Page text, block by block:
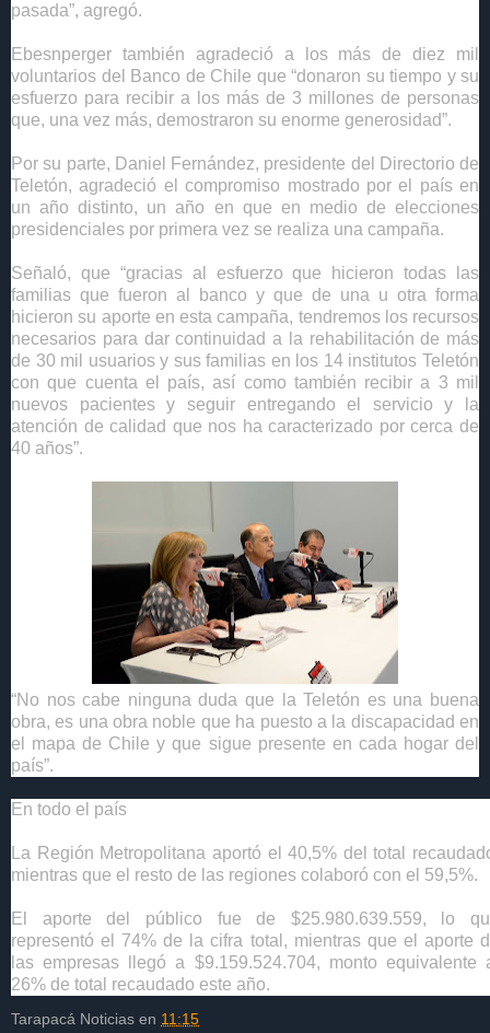
pasada”, agregó.
Ebesnperger también agradeció a los más de diez mil
voluntarios del Banco de Chile que “donaron su tiempo y su
esfuerzo para recibir a los más de 3 millones de personas
que, una vez más, demostraron su enorme generosidad”.
Por su parte, Daniel Fernández, presidente del Directorio de
Teletón, agradeció el compromiso mostrado por el país en
un año distinto, un año en que en medio de elecciones
presidenciales por primera vez se realiza una campaña.
Señaló, que “gracias al esfuerzo que hicieron todas las
familias que fueron al banco y que de una u otra forma
hicieron su aporte en esta campaña, tendremos los recursos
necesarios para dar continuidad a la rehabilitación de más
de 30 mil usuarios y sus familias en los 14 institutos Teletón
con que cuenta el país, así como también recibir a 3 mil
nuevos pacientes y seguir entregando el servicio y la
atención de calidad que nos ha caracterizado por cerca de
40 años”.
“No nos cabe ninguna duda que la Teletón es una buena
obra, es una obra noble que ha puesto a la discapacidad en
el mapa de Chile y que sigue presente en cada hogar del
país”.
En todo el país
La Región Metropolitana aportó el 40,5% del total
mientras que el resto de las regiones colaboró con el 59,5%.
El aporte del público fue de $25.980.639.559, lo
representó el 74% de la cifra total, mientras que el aporte
las empresas llegó a $9.159.524.704, monto equivalente
26% de total recaudado este año.
Tarapacá Noticias en 11:15